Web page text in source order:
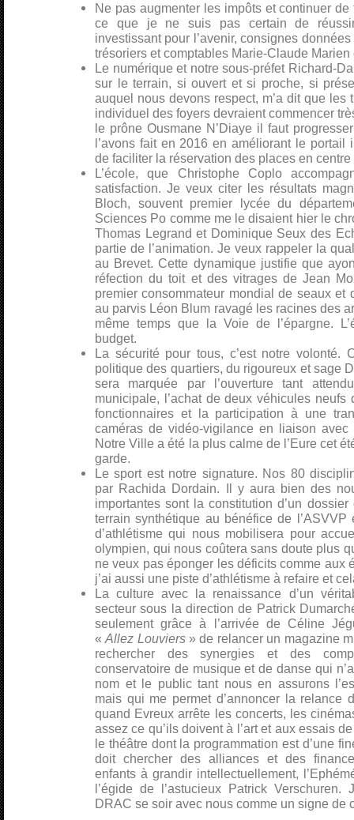
Ne pas augmenter les impôts et continuer
ce que je ne suis pas certain de
investissant pour l’avenir, consignes
trésoriers et comptables Marie-Claude Marien
Le numérique et notre sous-préfet Richard-
sur le terrain, si ouvert et si proche, si
auquel nous devons respect, m’a dit que les
individuel des foyers devraient commencer
le prône Ousmane N’Diaye il faut
l’avons fait en 2016 en améliorant le portail
de faciliter la réservation des places en
L’école, que Christophe Coplo
satisfaction. Je veux citer les résultats
Bloch, souvent premier lycée du
Sciences Po comme me le disaient hier le
Thomas Legrand et Dominique Seux des
partie de l’animation. Je veux rappeler la
au Brevet. Cette dynamique justifie que
réfection du toit et des vitrages de Jean
premier consommateur mondial de seaux et
au parvis Léon Blum ravagé les racines des
même temps que la Voie de l’épargne.
budget.
La sécurité pour tous, c’est notre volonté.
politique des quartiers, du rigoureux et sage
sera marquée par l’ouverture tant
municipale, l’achat de deux véhicules
fonctionnaires et la participation à une
caméras de vidéo-vigilance en liaison avec
Notre Ville a été la plus calme de l’Eure cet
garde.
Le sport est notre signature. Nos 80
par Rachida Dordain. Il y aura bien des
importantes sont la constitution d’un
terrain synthétique au bénéfice de
d’athlétisme qui nous mobilisera pour
olympien, qui nous coûtera sans doute plus
ne veux pas éponger les déficits comme aux
j’ai aussi une piste d’athlétisme à refaire et
La culture avec la renaissance d’un
secteur sous la direction de Patrick
seulement grâce à l’arrivée de Céline
«Allez Louviers » de relancer un magazine
rechercher des synergies et des
conservatoire de musique et de danse qui
nom et le public tant nous en assurons
mais qui me permet d’annoncer la relance
quand Evreux arrête les concerts, les
assez ce qu’ils doivent à l’art et aux essais
le théâtre dont la programmation est d’une
doit chercher des alliances et des
enfants à grandir intellectuellement,
l’égide de l’astucieux Patrick
DRAC se soir avec nous comme un signe de